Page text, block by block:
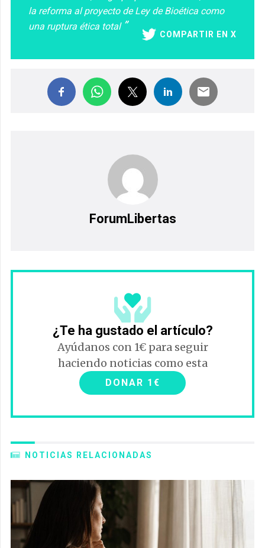
la reforma al proyecto de Ley de Bioética como
una ruptura ética total
COMPARTIR EN X
ForumLibertas
¿Te ha gustado el artículo?
Ayúdanos con 1€ para seguir
haciendo noticias como esta
DONAR 1€
NOTICIAS RELACIONADAS